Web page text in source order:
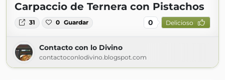
Carpaccio de Ternera con Pistachos
31 0 Guardar 0 Delicioso
Contacto con lo Divino
contactoconlodivino.blogspot.com